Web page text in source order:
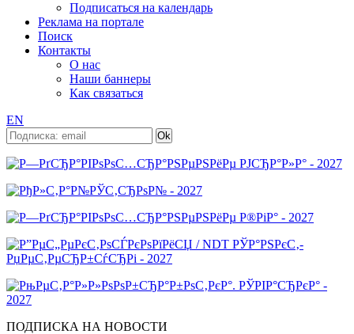
Подписаться на календарь
Реклама на портале
Поиск
Контакты
О нас
Наши баннеры
Как связаться
EN
ПОДПИСКА НА НОВОСТИ